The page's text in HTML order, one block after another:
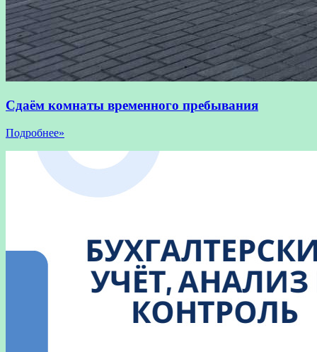
Сдаём комнаты временного пребывания
Подробнее»